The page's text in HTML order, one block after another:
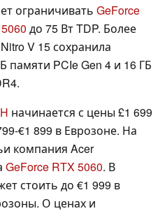
ограничивать GeForce
до 75 Вт TDP. Более
V 15 сохранила
памяти PCIe Gen 4 и 16 ГБ
начинается с цены £1 699
€1 899 в Еврозоне. На
компания Acer
GeForce RTX 5060. В
стоить до €1 999 в
О ценах и